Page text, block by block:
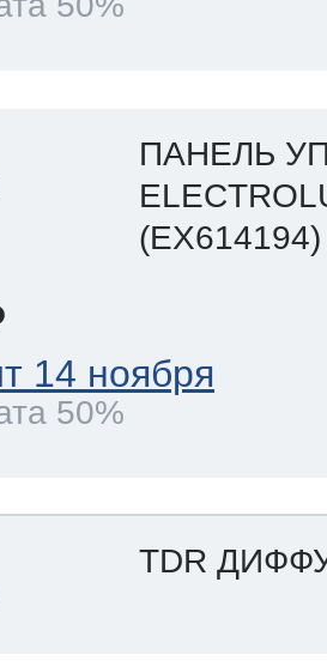
ПАНЕЛЬ
(EX614194)
14 ноября
50%
TDR